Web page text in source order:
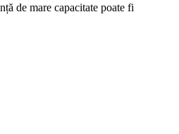
de mare capacitate poate fi